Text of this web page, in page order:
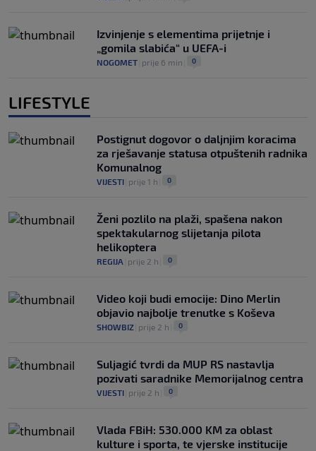
Izvinjenje s elementima prijetnje i
„gomila slabića“ u UEFA-i
NOGOMET prije 6 min 0
LIFESTYLE
Postignut dogovor o daljnjim koracima
za rješavanje statusa otpuštenih radnika
Komunalnog
VIJESTI prije 1 h 0
Ženi pozlilo na plaži, spašena nakon
spektakularnog slijetanja pilota
helikoptera
REGIJA prije 2 h 0
Video koji budi emocije: Dino Merlin
objavio najbolje trenutke s Koševa
SHOWBIZ prije 2 h 0
Suljagić tvrdi da MUP RS nastavlja
pozivati saradnike Memorijalnog centra
VIJESTI prije 2 h 0
Vlada FBiH: 530.000 KM za oblast
kulture i sporta, te vjerske institucije